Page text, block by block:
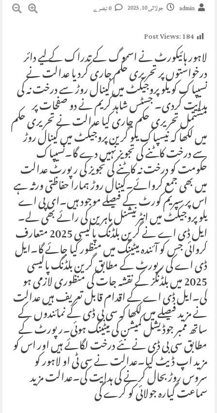
admin جولائی 10, 2025
Post Views:184
لاہور ہائیکورٹ نے اسموگ کے تدراک کے لیے دائر
درخواستوں پر تحریری حکم جاری کردیا عدالت نے
نسیپاک کو یلو پروجیکٹ میں کینال روڑ سے درخت نہ کی
ہدایت کردی۔ جسٹس شاہد کریم نے دو صفحات پر
مشتمل تحریری حکم جاری کیا عدالت نے تحریری حکم
میں لکھا کہ نیسپاک یلو گرین پروجیکٹ میں کینال روڑ
سے درخت کاٹنے کی تجویز نہیں دے گا۔نسیپاک
حکومت کو درخت نہ کاٹنے کی تجویز کی رپورٹ عدالت
میں بھی جمع کروائے۔کینال روڑ ہمارا حفاظتی ورثہ ہے
اس پر سپریم کورٹ کے فیصلے موجود ہیں۔ای پی اے
یلو پروجیکٹ میں انٹرنیشنل ماہرین کی رائے بھی لے۔
ایل ڈی اے نے گرین بلڈنگ پالیسی 2025 متعارف
کروائی جس کو آئندہ میٹینگ میں منظور کیا جائے گا۔ایل
ڈی اے کی رپورٹ کے مطابق گرین بلڈنگ پالیسی
2025 میں بلڈنگز کے نقشہ جات کی منظوری لازمی ہو
گی۔ایل ڈی اے کے اقدام قابل تعریف ہیں عدالت
نے مزید فیصلے میں لکھا کہ سی بی ڈی کے نمائندوں کے
ساتھ ممبر جوڈیشل کمیشن کی میٹینگ ہوئی۔رپورٹ کے
مطابق سی بی ڈی نے نئے درخت لگائے ہیں اور اس کو
مزید اپ ڈیٹ کیا۔عدالت نے سی ٹی او لاہور کو
سروس روڑ بحال کرنے کی ہدایت کی۔عدالت مزید
سماعت گیارہ جولائی کو کرے گی